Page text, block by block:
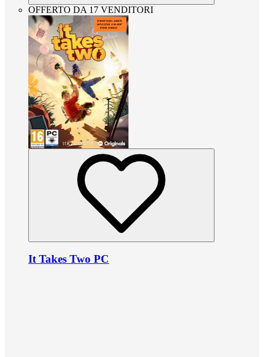
OFFERTO DA 17 VENDITORI
It Takes Two PC